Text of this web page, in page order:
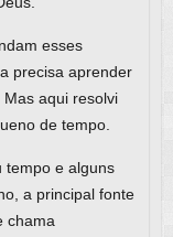
esses
precisa aprender
aqui resolvi
de tempo.
tempo e alguns
a principal fonte
chama